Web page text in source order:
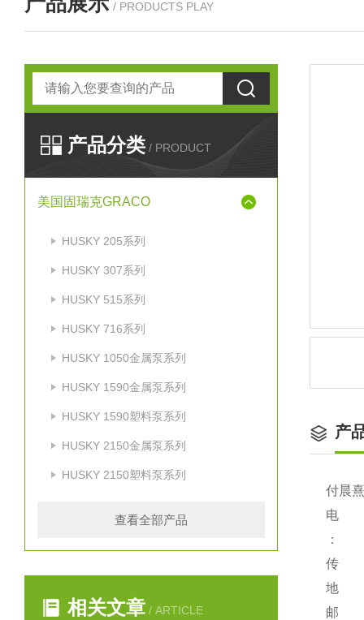
/ PRODUCTS PLAY
产品分类 / PRODUCT
美国固瑞克GRACO
HUSKY 205系列
HUSKY 307系列
HUSKY 515系列
HUSKY 716系列
HUSKY 1050金属泵系列
HUSKY 1590金属泵系列
HUSKY 1590塑料泵系列
HUSKY 2150金属泵系列
HUSKY 2150塑料泵系列
查看全部产品
相关文章 / ARTICLE
产
付晨
电
：
传 真
地 址
邮